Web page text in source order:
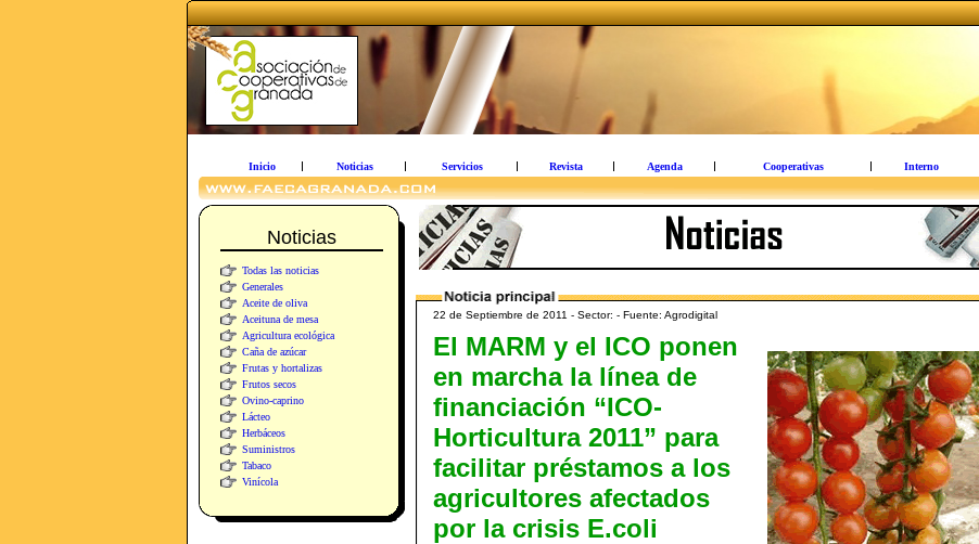
Inicio Noticias Servicios Revista Agenda Cooperativas Interno
Noticias
Todas las noticias
Generales
Aceite de oliva
Aceituna de mesa
Agricultura ecológica
Caña de azúcar
Frutas y hortalizas
Frutos secos
Ovino-caprino
Lácteo
Herbáceos
Suministros
Tabaco
Vinícola
22 de Septiembre de 2011 - Sector: - Fuente: Agrodigital
El MARM y el ICO ponen
en marcha la línea de
financiación “ICO-
Horticultura 2011” para
facilitar préstamos a los
agricultores afectados
por la crisis E.coli